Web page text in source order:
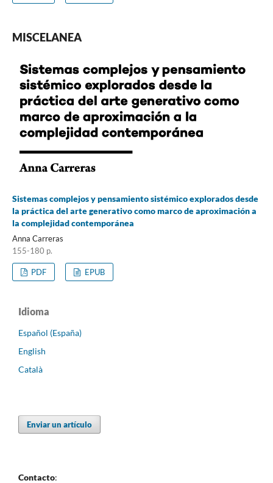
MISCELANEA
Sistemas complejos y pensamiento sistémico explorados desde
la práctica del arte generativo como marco de aproximación a
la complejidad contemporánea
Anna Carreras
155-180 p.
PDF EPUB
Idioma
Español (España)
English
Català
Enviar un artículo
Contacto: